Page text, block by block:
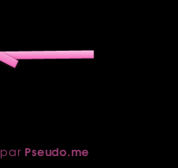
par Pseudo.me